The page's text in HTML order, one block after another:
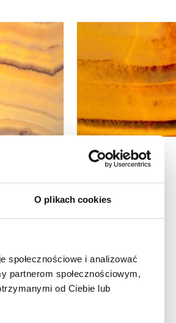
O plikach cookies
społecznościowe i analizować
partnerom społecznościowym,
od Ciebie lub
VALPARADISO